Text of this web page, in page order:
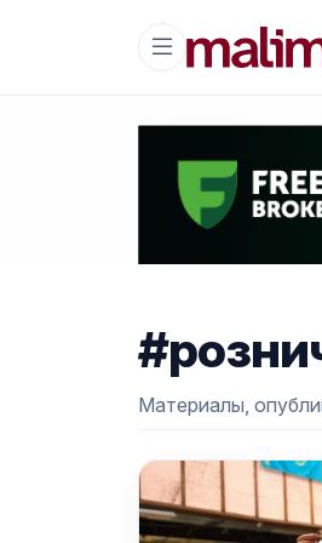
Материалы,